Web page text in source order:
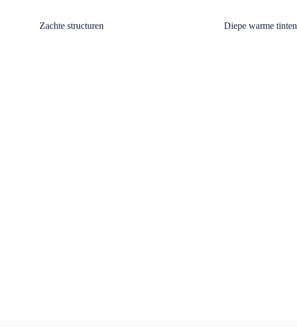
Zachte structuren Diepe warme tinten